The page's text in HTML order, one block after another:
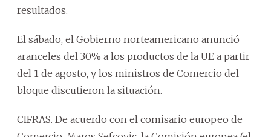
resultados.
El sábado, el Gobierno norteamericano anunció
aranceles del 30% a los productos de la UE a partir
del 1 de agosto, y los ministros de Comercio del
bloque discutieron la situación.
CIFRAS. De acuerdo con el comisario europeo de